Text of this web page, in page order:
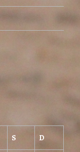
S D